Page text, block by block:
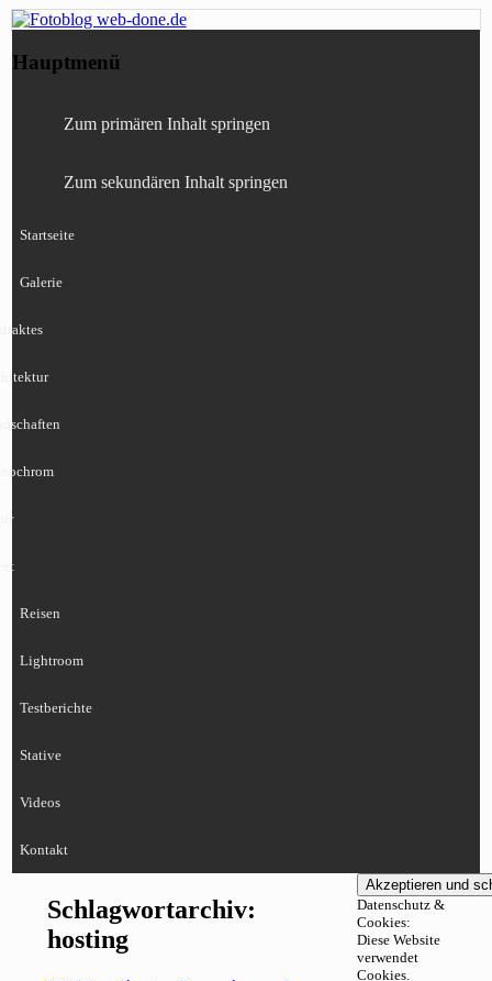
Fotoblog web-done.de
Canon, Nikon, Sony
Hauptmenü
Zum primären Inhalt springen
Zum sekundären Inhalt springen
Startseite
Galerie
Reisen
Lightroom
Testberichte
Stative
Videos
Kontakt
Schlagwortarchiv:
hosting
Datenschutz &
Cookies:
Diese Website
verwendet
Cookies.